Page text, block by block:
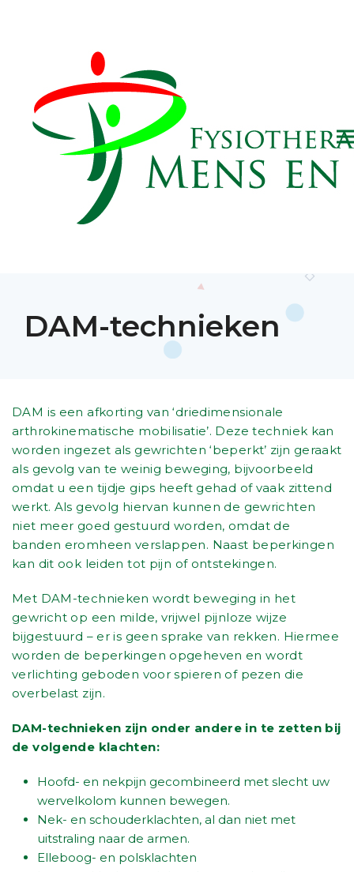
DAM-technieken
DAM is een afkorting van ‘driedimensionale
arthrokinematische mobilisatie’. Deze techniek kan
worden ingezet als gewrichten ‘beperkt’ zijn geraakt
als gevolg van te weinig beweging, bijvoorbeeld
omdat u een tijdje gips heeft gehad of vaak zittend
werkt. Als gevolg hiervan kunnen de gewrichten
niet meer goed gestuurd worden, omdat de
banden eromheen verslappen. Naast beperkingen
kan dit ook leiden tot pijn of ontstekingen.
Met DAM-technieken wordt beweging in het
gewricht op een milde, vrijwel pijnloze wijze
bijgestuurd – er is geen sprake van rekken. Hiermee
worden de beperkingen opgeheven en wordt
verlichting geboden voor spieren of pezen die
overbelast zijn.
DAM-technieken zijn onder andere in te zetten bij
de volgende klachten:
Hoofd- en nekpijn gecombineerd met slecht uw
wervelkolom kunnen bewegen.
Nek- en schouderklachten, al dan niet met
uitstraling naar de armen.
Elleboog- en polsklachten